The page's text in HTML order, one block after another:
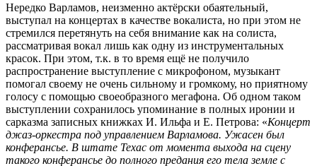
Нередко Варламов, неизменно актёрски обаятельный,
выступал на концертах в качестве вокалиста, но при этом не
стремился перетянуть на себя внимание как на солиста,
рассматривая вокал лишь как одну из инструментальных
красок. При этом, т.к. в то время ещё не получило
распространение выступление с микрофоном, музыкант
помогал своему не очень сильному и громкому, но приятному
голосу с помощью своеобразного мегафона. Об одном таком
выступлении сохранилось упоминание в полных иронии и
сарказма записных книжках И. Ильфа и Е. Петрова: «Концерт
джаз-оркестра под управлением Варламова. Ужасен был
конферансье. В штате Техас от момента выхода на сцену
такого конферансье до полного предания его тела земле с